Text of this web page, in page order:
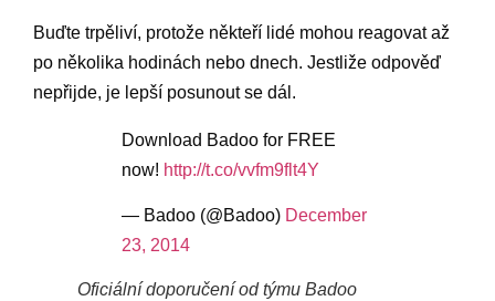
Buďte trpěliví, protože někteří lidé mohou reagovat až
po několika hodinách nebo dnech. Jestliže odpověď
nepřijde, je lepší posunout se dál.
Download Badoo for FREE
now! http://t.co/vvfm9flt4Y
— Badoo (@Badoo) December
23, 2014
Oficiální doporučení od týmu Badoo